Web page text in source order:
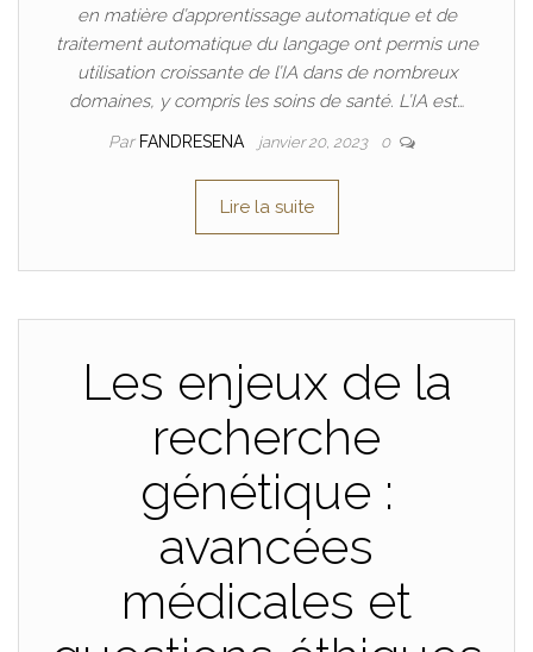
en matière d’apprentissage automatique et de
traitement automatique du langage ont permis une
utilisation croissante de l’IA dans de nombreux
domaines, y compris les soins de santé. L’IA est…
Par FANDRESENA janvier 20, 2023 0
Lire la suite
Les enjeux de la
recherche
génétique :
avancées
médicales et